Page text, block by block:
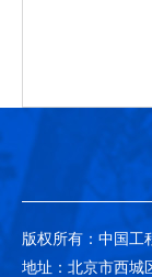
版权所有：中国工
地址：北京市西城